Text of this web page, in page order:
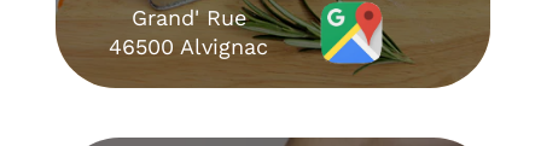
Grand' Rue
46500 Alvignac